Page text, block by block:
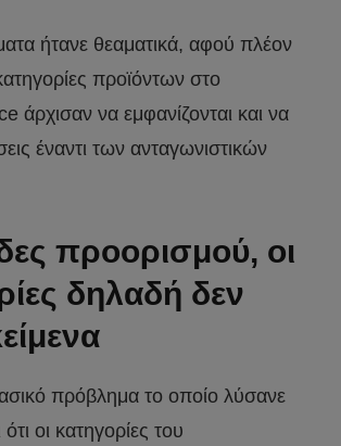
ήτανε θεαματικά, αφού πλέον
προϊόντων στο
άρχισαν να εμφανίζονται και να
έναντι των ανταγωνιστικών
προορισμού, οι
δηλαδή δεν
πρόβλημα το οποίο λύσανε
ότι οι κατηγορίες του